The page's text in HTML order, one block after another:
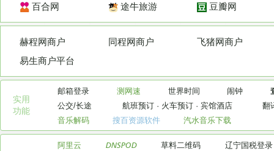
百合网
途牛旅游 豆瓣网
赫程网商户 同程网商户
飞猪网商户
易生商户平台
实用
功能
邮箱登录 测网速 世界时间 闹钟
公交/长途
航班预订· 火车预订· 宾馆酒店
翻
音乐解码
搜百资源软件 汽水音乐下载
阿里云 DNSPOD 草料二维码
辽宁国税登录